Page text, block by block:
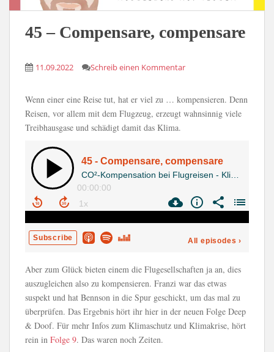
45 – Compensare, compensare
11.09.2022 Schreib einen Kommentar
Wenn einer eine Reise tut, hat er viel zu … kompensieren. Denn
Reisen, vor allem mit dem Flugzeug, erzeugt wahnsinnig viele
Treibhausgase und schädigt damit das Klima.
Aber zum Glück bieten einem die Flugesellschaften ja an, dies
auszugleichen also zu kompensieren. Franzi war das etwas
suspekt und hat Bennson in die Spur geschickt, um das mal zu
überprüfen. Das Ergebnis hört ihr hier in der neuen Folge Deep
& Doof. Für mehr Infos zum Klimaschutz und Klimakrise, hört
rein in Folge 9. Das waren noch Zeiten.